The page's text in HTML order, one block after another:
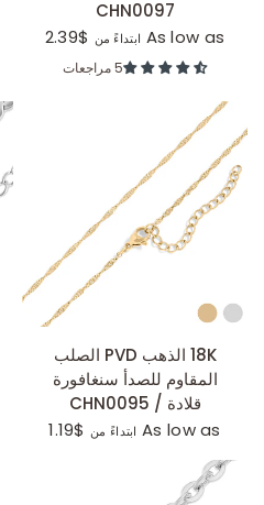
CHN0097
As low as ابتداءً من $2.39
5 مراجعات
عرض سريع 18K الذهب PVD الصلب
المقاوم للصدأ سنغافورة
قلادة / CHN0095
As low as ابتداءً من$1.19